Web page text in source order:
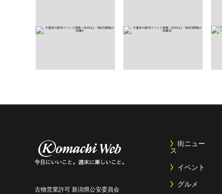
古物営業許可 新潟県公安委員会
街ニュー
ス
イベント
グルメ